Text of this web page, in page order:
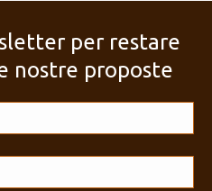
per restare
nostre proposte